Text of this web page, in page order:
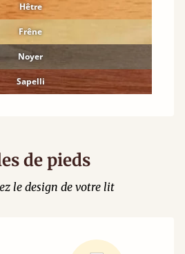
Hêtre
Frêne
Noyer
Sapelli
de pieds
le design de votre lit